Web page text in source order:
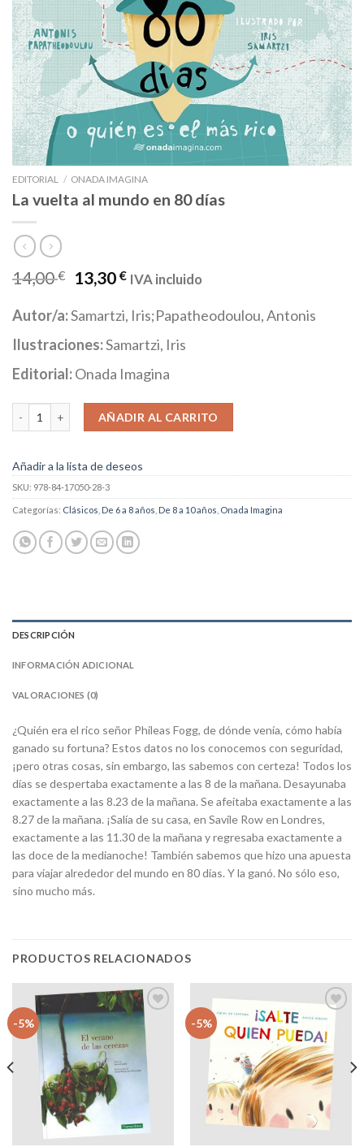
EDITORIAL / ONADA IMAGINA
La vuelta al mundo en 80 días
14,00€ 13,30€ IVA incluido
Autor/a:Samartzi, Iris;Papatheodoulou, Antonis
Ilustraciones:Samartzi, Iris
Editorial:Onada Imagina
La vuelta al mundo en 80 días cantidad
AÑADIR AL CARRITO
Añadir a la lista de deseos
SKU: 978-84-17050-28-3
Categorías: Clásicos De 6 a 8 años De 8 a 10 años Onada Imagina
DESCRIPCIÓN
INFORMACIÓN ADICIONAL
VALORACIONES (0)
¿Quién era el rico señor Phileas Fogg, de dónde venía, cómo había
ganado su fortuna? Estos datos no los conocemos con seguridad,
¡pero otras cosas, sin embargo, las sabemos con certeza! Todos los
días se despertaba exactamente a las 8 de la mañana. Desayunaba
exactamente a las 8.23 de la mañana. Se afeitaba exactamente a las
8.27 de la mañana. ¡Salía de su casa, en Savile Row en Londres,
exactamente a las 11.30 de la mañana y regresaba exactamente a
las doce de la medianoche! También sabemos que hizo una apuesta
para viajar alrededor del mundo en 80 días. Y la ganó. No sólo eso,
sino mucho más.
PRODUCTOS RELACIONADOS
-5%
Añadir
-5%
Añadir
a la
lista
de
deseos